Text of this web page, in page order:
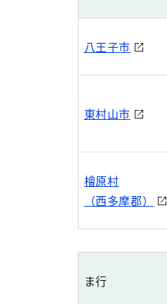
八王子市
東村山市
檜原村
（西多摩郡）
ま行